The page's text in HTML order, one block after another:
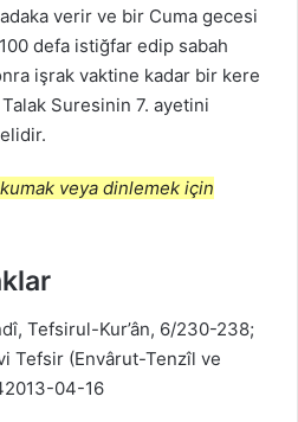
verir ve bir Cuma gecesi
defa istiğfar edip sabah
işrak vaktine kadar bir kere
Suresinin 7. ayetini
veya dinlemek için
Tefsirul-Kur’ân, 6/230-238;
Tefsir (Envârut-Tenzîl ve
04-16